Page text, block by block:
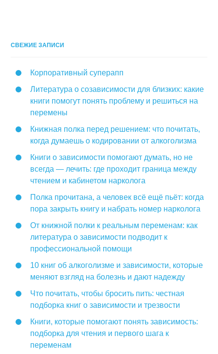
СВЕЖИЕ ЗАПИСИ
Корпоративный суперапп
Литература о созависимости для близких: какие
книги помогут понять проблему и решиться на
перемены
Книжная полка перед решением: что почитать,
когда думаешь о кодировании от алкоголизма
Книги о зависимости помогают думать, но не
всегда — лечить: где проходит граница между
чтением и кабинетом нарколога
Полка прочитана, а человек всё ещё пьёт: когда
пора закрыть книгу и набрать номер нарколога
От книжной полки к реальным переменам: как
литература о зависимости подводит к
профессиональной помощи
10 книг об алкоголизме и зависимости, которые
меняют взгляд на болезнь и дают надежду
Что почитать, чтобы бросить пить: честная
подборка книг о зависимости и трезвости
Книги, которые помогают понять зависимость:
подборка для чтения и первого шага к
переменам